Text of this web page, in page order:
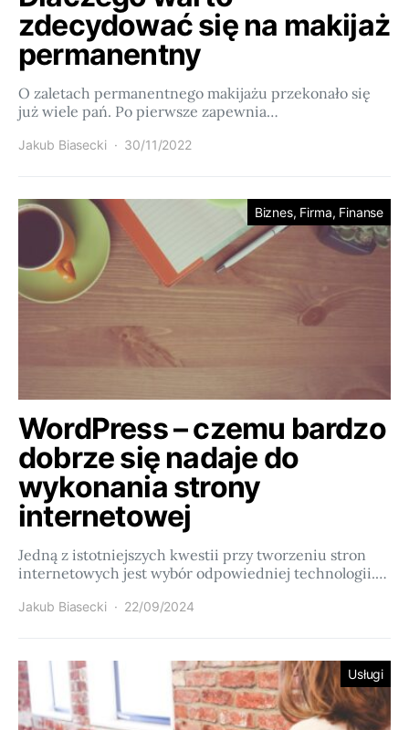
zdecydować się na makijaż
permanentny
O zaletach permanentnego makijażu przekonało się
już wiele pań. Po pierwsze zapewnia…
Jakub Biasecki 30/11/2022
Biznes, Firma, Finanse
WordPress – czemu bardzo
dobrze się nadaje do
wykonania strony
internetowej
Jedną z istotniejszych kwestii przy tworzeniu stron
internetowych jest wybór odpowiedniej technologii.…
Jakub Biasecki 22/09/2024
Usługi